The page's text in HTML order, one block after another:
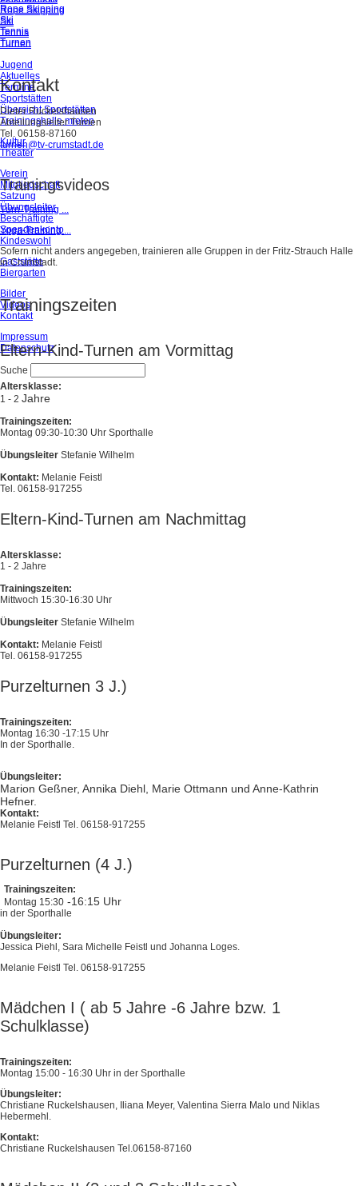
Rope Skipping
Ski
Tennis
Turnen
Jugend
Aktuelles
Termine
Sportstätten
Übersicht Sportstätten
Trainingshalle mieten
Kultur
Theater
Verein
Mitgliedschaft
Satzung
Übungsleiter
Beschäftigte
Spendenkonto
Kindeswohl
Gaststätte
Biergarten
Bilder
Videos
Kontakt
Impressum
Datenschutz
Suche
Rope Skipping
Ski
Tennis
Turnen
Kontakt
Dieter Ruckelshausen
Abteilungsleiter Turnen
Tel. 06158-87160
turnen@tv-crumstadt.de
Trainingsvideos
Turn-Training ...
Yoga-Training ...
Sofern nicht anders angegeben, trainieren alle Gruppen in der Fritz-Strauch Halle
in Crumstadt.
Trainingszeiten
Eltern-Kind-Turnen am Vormittag
Altersklasse:
1 - 2 Jahre
Trainingszeiten:
Montag 09:30-10:30 Uhr Sporthalle
Übungsleiter Stefanie Wilhelm
Kontakt: Melanie Feistl
Tel. 06158-917255
Eltern-Kind-Turnen am Nachmittag
Altersklasse:
1 - 2 Jahre
Trainingszeiten:
Mittwoch 15:30-16:30 Uhr
Übungsleiter Stefanie Wilhelm
Kontakt: Melanie Feistl
Tel. 06158-917255
Purzelturnen 3 J.)
Trainingszeiten:
Montag 16:30 -17:15 Uhr
In der Sporthalle.
Übungsleiter:
Marion Geßner, Annika Diehl, Marie Ottmann und Anne-Kathrin
Hefner.
Kontakt:
Melanie Feistl Tel. 06158-917255
Purzelturnen (4 J.)
Trainingszeiten:
Montag 15:30 -16:15 Uhr
in der Sporthalle
Übungsleiter:
Jessica Piehl, Sara Michelle Feistl und Johanna Loges.
Melanie Feistl Tel. 06158-917255
Mädchen I ( ab 5 Jahre -6 Jahre bzw. 1
Schulklasse)
Trainingszeiten:
Montag 15:00 - 16:30 Uhr in der Sporthalle
Übungsleiter:
Christiane Ruckelshausen, Iliana Meyer, Valentina Sierra Malo und Niklas
Hebermehl.
Kontakt:
Christiane Ruckelshausen Tel.06158-87160